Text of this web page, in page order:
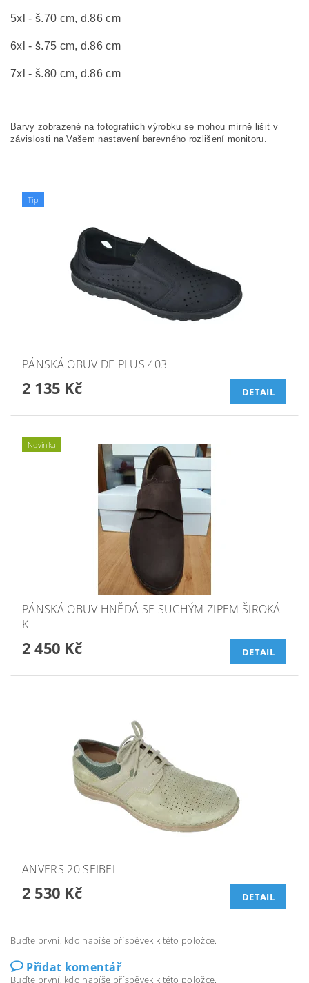
5xl - š.70 cm, d.86 cm
6xl - š.75 cm, d.86 cm
7xl - š.80 cm, d.86 cm
Barvy zobrazené na fotografiích výrobku se mohou mírně lišit v
závislosti na Vašem nastavení barevného rozlišení monitoru.
Tip
PÁNSKÁ OBUV DE PLUS 403
2 135 Kč DETAIL
Novinka
PÁNSKÁ OBUV HNĚDÁ SE SUCHÝM ZIPEM ŠIROKÁ
K
2 450 Kč DETAIL
ANVERS 20 SEIBEL
2 530 Kč DETAIL
Buďte první, kdo napíše příspěvek k této položce.
Přidat komentář
Buďte první, kdo napíše příspěvek k této položce.